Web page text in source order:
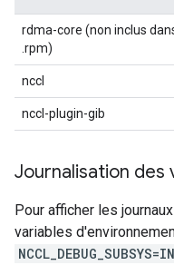
rdma-core (non inclus
.rpm)
nccl
nccl-plugin-gib
Journalisation des
Pour afficher les
variables